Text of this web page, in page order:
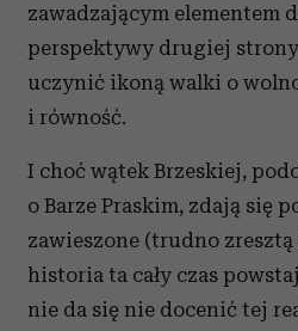
zawadzającym elementem
perspektywy drugiej
uczynić ikoną walki o
i równość.
I choć wątek Brzeskiej,
o Barze Praskim, zdają się
zawieszone (trudno
historia ta cały czas
nie da się nie docenić tej